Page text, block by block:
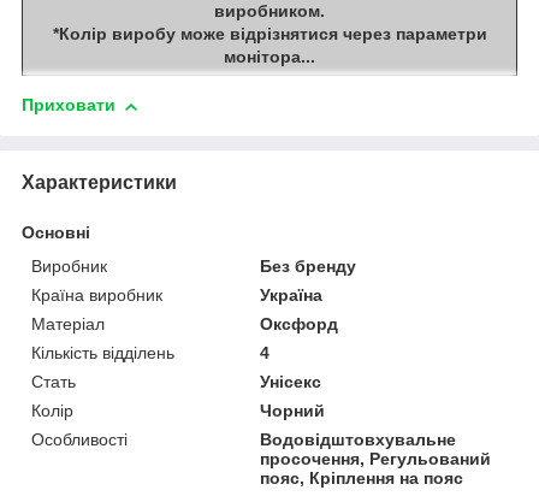
виробником.
*Колір виробу може відрізнятися через параметри
монітора...
Приховати
Характеристики
Основні
Виробник
Без бренду
Країна виробник
Україна
Матеріал
Оксфорд
Кількість відділень
4
Стать
Унісекс
Колір
Чорний
Особливості
Водовідштовхувальне
просочення, Регульований
пояс, Кріплення на пояс